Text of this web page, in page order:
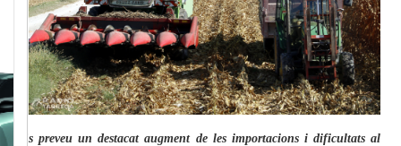
Es preveu un destacat augment de les importacions i dificultats al